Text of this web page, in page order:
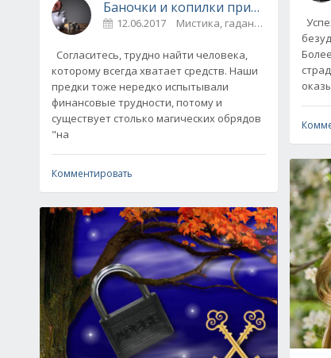
Баночки и копилки притягивают
12.06.2017 Мистика, гадания /
Согласитесь, трудно найти человека,
которому всегда хватает средств. Наши
предки тоже нередко испытывали
финансовые трудности, потому и
существует столько магических обрядов
"на
Комментировать